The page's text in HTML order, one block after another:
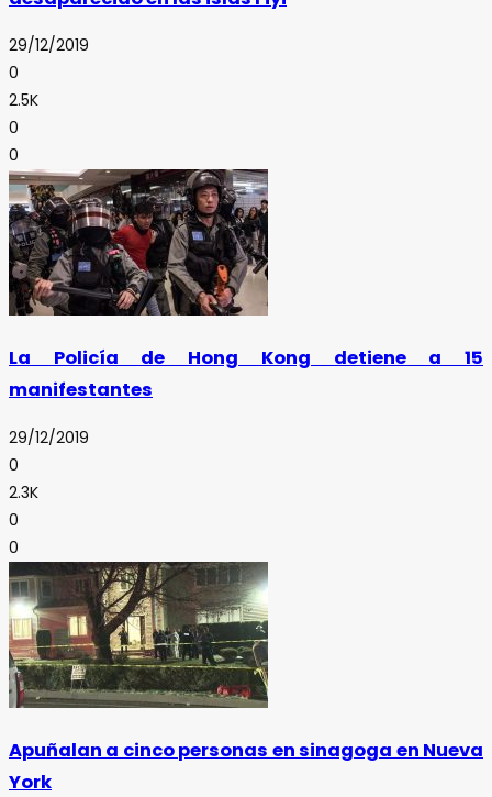
29/12/2019
0
2.5K
0
0
La Policía de Hong Kong detiene a 15
manifestantes
29/12/2019
0
2.3K
0
0
Apuñalan a cinco personas en sinagoga en Nueva
York